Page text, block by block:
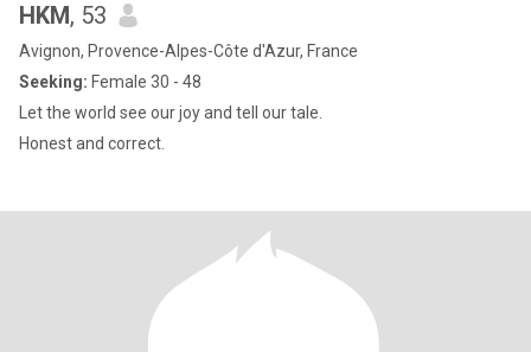
HKM, 53
Avignon, Provence-Alpes-Côte d'Azur, France
Seeking: Female 30 - 48
Let the world see our joy and tell our tale.
Honest and correct.